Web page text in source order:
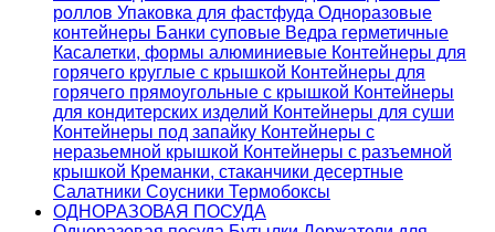
роллов Упаковка для фастфуда Одноразовые
контейнеры Банки суповые Ведра герметичные
Касалетки, формы алюминиевые Контейнеры для
горячего круглые с крышкой Контейнеры для
горячего прямоугольные с крышкой Контейнеры
для кондитерских изделий Контейнеры для суши
Контейнеры под запайку Контейнеры с
неразьемной крышкой Контейнеры с разъемной
крышкой Креманки, стаканчики десертные
Салатники Соусники Термобоксы
ОДНОРАЗОВАЯ ПОСУДА